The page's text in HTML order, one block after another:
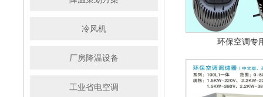
冷风机
厂房降温设备
工业省电空调
环保空调专